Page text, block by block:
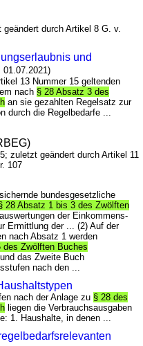
durch Artikel 8 G. v.
und
01.07.2021)
13 Nummer 15 geltenden
nach § 28 Absatz 3 des
an sie gezahlten Regelsatz zur
durch die Regelbedarfe ...
zuletzt geändert durch Artikel 11
107
bundesgesetzliche
28 Absatz 1 bis 3 des Zwölften
der Einkommens-
Ermittlung der ... (2) Auf der
nach Absatz 1 werden
des Zwölften Buches
das Zweite Buch
nach den ...
nach der Anlage zu § 28 des
liegen die Verbrauchsausgaben
1. Haushalte, in denen ...